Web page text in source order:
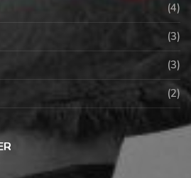
(4)
(3)
(3)
(2)